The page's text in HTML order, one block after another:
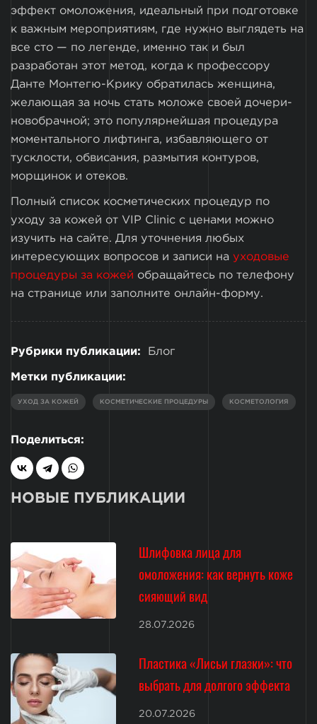
эффект омоложения, идеальный при подготовке
к важным мероприятиям, где нужно выглядеть на
все сто — по легенде, именно так и был
разработан этот метод, когда к профессору
Данте Монтегю-Крику обратилась женщина,
желающая за ночь стать моложе своей дочери-
новобрачной; это популярнейшая процедура
моментального лифтинга, избавляющего от
тусклости, обвисания, размытия контуров,
морщинок и отеков.
Полный список косметических процедур по
уходу за кожей от VIP Clinic с ценами можно
изучить на сайте. Для уточнения любых
интересующих вопросов и записи на уходовые
процедуры за кожей обращайтесь по телефону
на странице или заполните онлайн-форму.
Рубрики публикации: Блог
Метки публикации:
УХОД ЗА КОЖЕЙ КОСМЕТИЧЕСКИЕ ПРОЦЕДУРЫ КОСМЕТОЛОГИЯ
Поделиться:
НОВЫЕ ПУБЛИКАЦИИ
Шлифовка лица для
омоложения: как вернуть коже
сияющий вид
28.07.2026
Пластика «Лисьи глазки»: что
выбрать для долгого эффекта
20.07.2026